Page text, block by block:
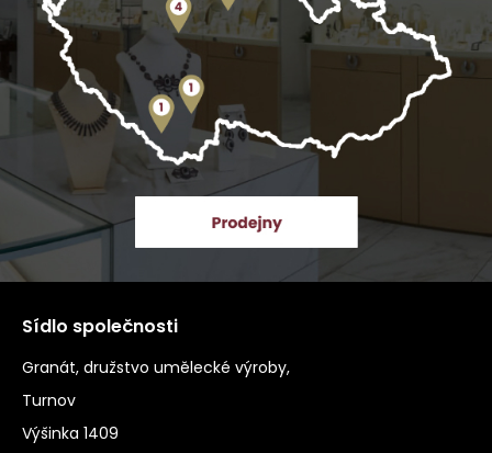
Sídlo společnosti
Granát, družstvo umělecké výroby,
Turnov
Výšinka 1409